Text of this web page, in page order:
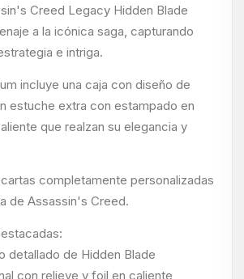
Creed Legacy Hidden Blade
a la icónica saga, capturando
e intriga.
incluye una caja con diseño de
estuche extra con estampado en
que realzan su elegancia y
completamente personalizadas
de Assassin's Creed.
detallado de Hidden Blade
con relieve y foil en caliente